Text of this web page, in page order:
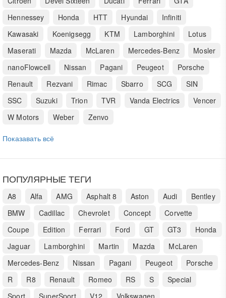
Hennessey
Honda HTT Hyundai
Infiniti
Kawasaki
Koenigsegg KTM Lamborghini
Lotus
Maserati
Mazda McLaren Mercedes-Benz
Mosler
nanoFlowcell
Nissan Pagani Peugeot
Porsche
Renault
Rezvani Rimac Sbarro SCG
SIN
SSC
Suzuki Trion TVR Vanda Electrics
Vencer
W Motors
Weber Zenvo
Показавать всё
ПОПУЛЯРНЫЕ ТЕГИ
A8 Alfa AMG Asphalt 8 Aston Audi
Bentley
BMW
Cadillac Chevrolet Concept
Corvette
Coupe
Edition Ferrari Ford GT GT3
Honda
Jaguar
Lamborghini Martin Mazda
McLaren
Mercedes-Benz
Nissan Pagani Peugeot
Porsche
R
R8 Renault Romeo RS S
Special